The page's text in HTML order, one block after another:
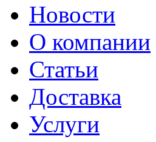
Новости
О компании
Статьи
Доставка
Услуги